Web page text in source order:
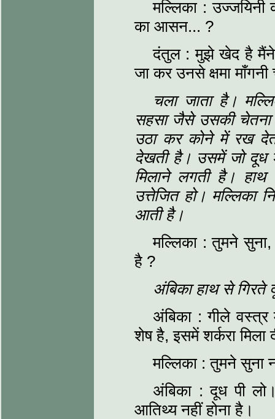
मल्लिका : उज्जयिनी
का आसन... ?
दंतुल : मुझे खेद है मैंने
जा कर उनसे क्षमा माँगनी
चला जाता है।
सहसा जैसे उसकी
उठा कर कोने में रख
देखती है। उसमें जो दूध
मिलाने लगती है।
उत्तेजित हो। मल्लिका
आती है।
मल्लिका : तुमने सुना,
है ?
अंबिका हाथ से
अंबिका : गीले
शेष है, इसमें शर्करा मिला
मल्लिका : तुमने सुना
अंबिका : दूध पी
आतिथ्य नहीं होना है।